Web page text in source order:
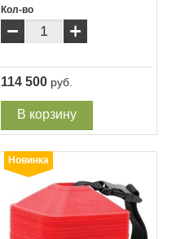
Кол-во
− +
114 500 руб.
В корзину
Новинка